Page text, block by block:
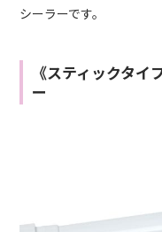
シーラーです。
《スティックタ
ー